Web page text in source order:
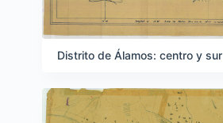
Distrito de Álamos: centro y sur